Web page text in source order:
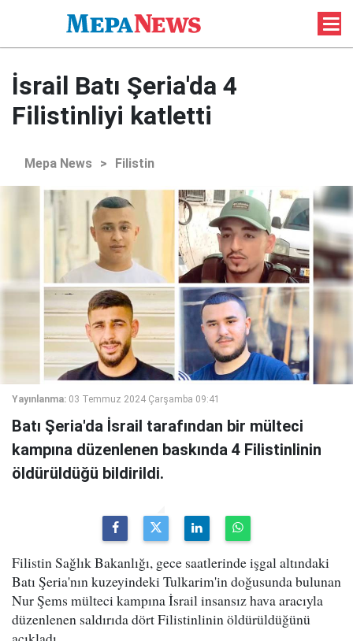
İsrail Batı Şeria'da 4
Filistinliyi katletti
Mepa News > Filistin
Yayınlanma: 03 Temmuz 2024 Çarşamba 09:41
Batı Şeria'da İsrail tarafından bir mülteci
kampına düzenlenen baskında 4 Filistinlinin
öldürüldüğü bildirildi.
Filistin Sağlık Bakanlığı, gece saatlerinde işgal altındaki
Batı Şeria'nın kuzeyindeki Tulkarim'in doğusunda bulunan
Nur Şems mülteci kampına İsrail insansız hava aracıyla
düzenlenen saldırıda dört Filistinlinin öldürüldüğünü